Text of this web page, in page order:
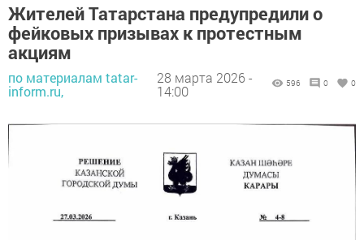
Жителей Татарстана предупредили о
фейковых призывах к протестным
акциям
по материалам tatar-
inform.ru,
28 марта 2026 -
14:00
596 0 0